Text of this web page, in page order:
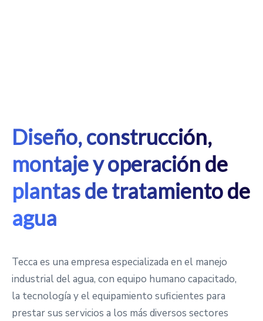
Diseño, construcción,
montaje y operación de
plantas de tratamiento de
agua
Tecca es una empresa especializada en el manejo
industrial del agua, con equipo humano capacitado,
la tecnología y el equipamiento suficientes para
prestar sus servicios a los más diversos sectores